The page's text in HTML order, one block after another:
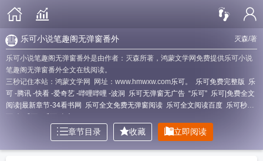
灭森/著
乐可小说笔趣阁无弹窗番外
乐可小说笔趣阁无弹窗番外是由作者：灭森所著，鸿蒙文学网免费提供乐可小说
笔趣阁无弹窗番外全文在线阅读。
三秒记住本站：鸿蒙文学网 网址：www.hmwxw.com乐可。 乐可免费完整版 乐
可 -腾讯 -快看 -爱奇艺 -哔哩哔哩 -波洞 乐可无弹窗无广告 “乐可” 乐可|免费全文
阅读|最新章节-34看书网 乐可全文免费无弹窗阅读 乐可全文阅读百度 乐可秒懂
章节目录 收藏 立即阅读